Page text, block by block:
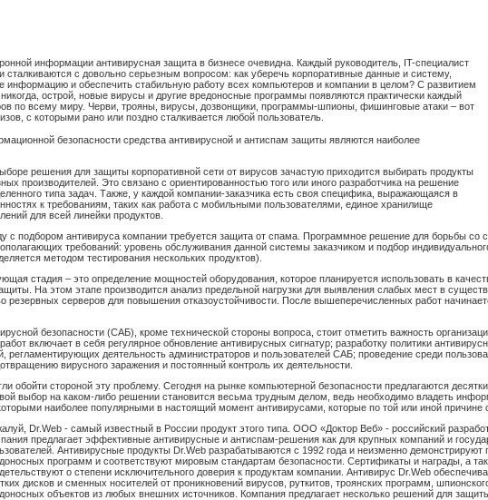
информации антивирусная защита в бизнесе очевидна. Каждый руководитель, IT-специалист
с довольно серьезным вопросом: как уберечь корпоративные данные и систему,
информацию и обеспечить стабильную работу всех компьютеров и компании в целом? С развитием
острой, новые вирусы и другие вредоносные программы появляются практически каждый
по всему миру. Черви, трояны, вирусы, дозвонщики, программы-шпионы, фишинговые атаки – вот
с которыми рано или поздно сталкивается любой пользователь.
безопасности средства антивирусной и антиспам защиты являются наиболее
решения для защиты корпоративной сети от вирусов зачастую приходится выбирать продукты
производителей. Это связано с ориентированностью того или иного разработчика на решение
типа задач. Также, у каждой компании-заказчика есть своя специфика, выражающаяся в
к требованиям, таких как работа с мобильными пользователями, единое хранилище
для всей линейки продуктов.
с подбором антивируса компании требуется защита от спама. Программное решение для борьбы со
требований: уровень обслуживания данной системы заказчиком и подбор
методом тестирования нескольких продуктов).
стадия – это определение мощностей оборудования, которое планируется использовать в
На этом этапе производится анализ предельной нагрузки для выявления слабых мест в
резервных серверов для повышения отказоустойчивости. После вышеперечисленных работ
безопасности (САБ), кроме технической стороны вопроса, стоит отметить важность
включает в себя регулярное обновление антивирусных сигнатур; разработку политики
регламентирующих деятельность администраторов и пользователей САБ; проведение среди
вирусного заражения и постоянный контроль их деятельности.
обойти стороной эту проблему. Сегодня на рынке компьютерной безопасности предлагаются
выбор на каком-либо решении становится весьма трудным делом, ведь необходимо владеть
наиболее популярными в настоящий момент антивирусами, которые по той или иной причине
Dr.Web - самый известный в России продукт этого типа. ООО «Доктор Веб» - российский
предлагает эффективные антивирусные и антиспам-решения как для крупных компаний и
Антивирусные продукты Dr.Web разрабатываются с 1992 года и неизменно демонстрируют
программ и соответствуют мировым стандартам безопасности. Сертификаты и награды, а
о степени исключительного доверия к продуктам компании. Антивирус Dr.Web
дисков и сменных носителей от проникновений вирусов, руткитов, троянских программ,
объектов из любых внешних источников. Компания предлагает несколько решений для